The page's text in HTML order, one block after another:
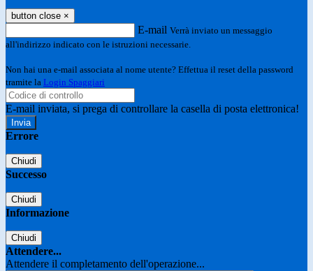
button close ×
E-mail Verrà inviato un messaggio
all'indirizzo indicato con le istruzioni necessarie.
Non hai una e-mail associata al nome utente? Effettua il reset della password
tramite la Login Spaggiari
E-mail inviata, si prega di controllare la casella di posta elettronica!
Errore
Chiudi
Successo
Chiudi
Informazione
Chiudi
Attendere...
Attendere il completamento dell'operazione...